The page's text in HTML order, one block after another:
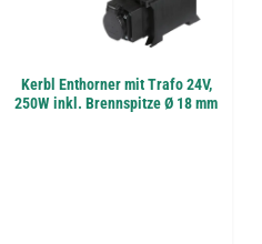
Kerbl Enthorner mit Trafo 24V,
250W inkl. Brennspitze Ø 18 mm